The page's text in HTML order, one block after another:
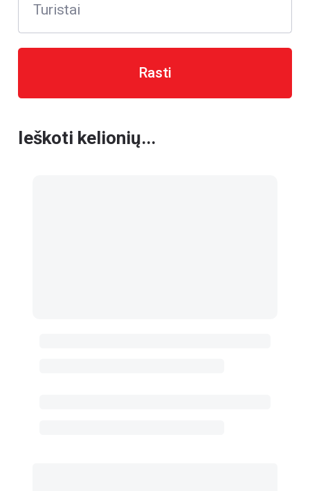
Turistai
Rasti
Ieškoti kelionių...